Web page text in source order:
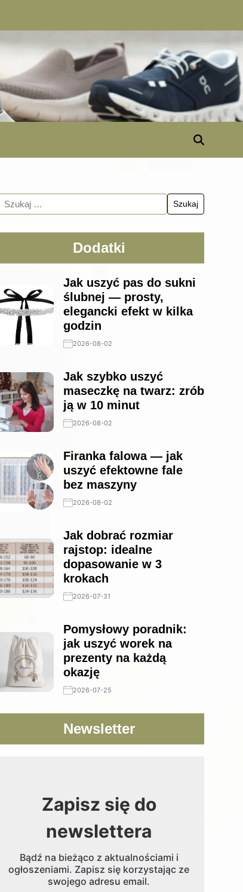
Dodatki
Jak uszyć pas do sukni
ślubnej — prosty,
elegancki efekt w kilka
godzin
2026-08-02
Jak szybko uszyć
maseczkę na twarz: zrób
ją w 10 minut
2026-08-02
Firanka falowa — jak
uszyć efektowne fale
bez maszyny
2026-08-02
Jak dobrać rozmiar
rajstop: idealne
dopasowanie w 3
krokach
2026-07-31
Pomysłowy poradnik:
jak uszyć worek na
prezenty na każdą
okazję
2026-07-25
Newsletter
Zapisz się do
newslettera
Bądź na bieżąco z aktualnościami i
ogłoszeniami. Zapisz się korzystając ze
swojego adresu email.